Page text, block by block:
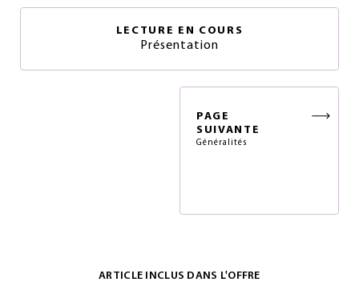
LECTURE EN COURS
Présentation
PAGE
SUIVANTE
Généralités
ARTICLE INCLUS DANS L'OFFRE